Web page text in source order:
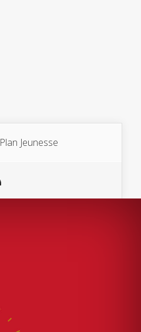
Plan Jeunesse